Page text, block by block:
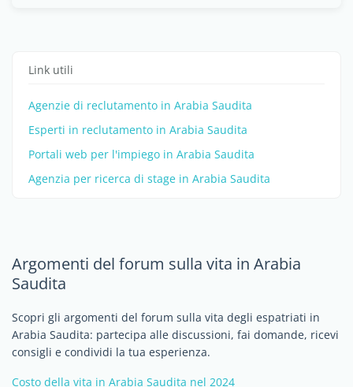
Link utili
Agenzie di reclutamento in Arabia Saudita
Esperti in reclutamento in Arabia Saudita
Portali web per l'impiego in Arabia Saudita
Agenzia per ricerca di stage in Arabia Saudita
Argomenti del forum sulla vita in Arabia
Saudita
Scopri gli argomenti del forum sulla vita degli espatriati in
Arabia Saudita: partecipa alle discussioni, fai domande, ricevi
consigli e condividi la tua esperienza.
Costo della vita in Arabia Saudita nel 2024